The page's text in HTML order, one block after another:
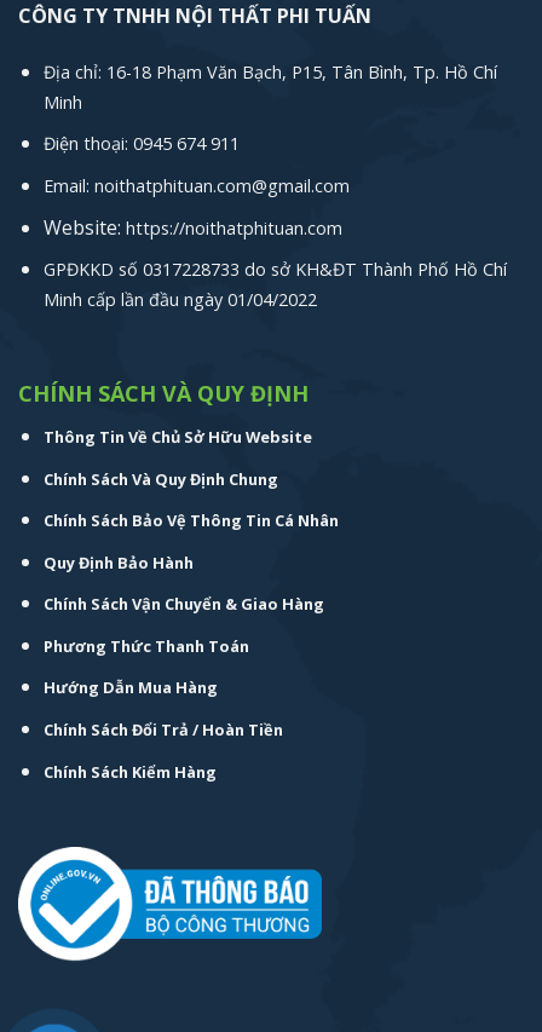
CÔNG TY TNHH NỘI THẤT PHI TUẤN
Địa chỉ: 16-18 Phạm Văn Bạch, P15, Tân Bình, Tp. Hồ Chí
Minh
Điện thoại: 0945 674 911
Email: noithatphituan.com@gmail.com
Website: https://noithatphituan.com
GPĐKKD số 0317228733 do sở KH&ĐT Thành Phố Hồ Chí
Minh cấp lần đầu ngày 01/04/2022
CHÍNH SÁCH VÀ QUY ĐỊNH
Thông Tin Về Chủ Sở Hữu Website
Chính Sách Và Quy Định Chung
Chính Sách Bảo Vệ Thông Tin Cá Nhân
Quy Định Bảo Hành
Chính Sách Vận Chuyển & Giao Hàng
Phương Thức Thanh Toán
Hướng Dẫn Mua Hàng
Chính Sách Đổi Trả / Hoàn Tiền
Chính Sách Kiểm Hàng